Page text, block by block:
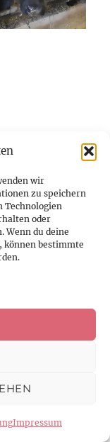
wir
zu speichern
Technologien
oder
Wenn du deine
bestimmte
Impressum
Fell“
nicht mehr